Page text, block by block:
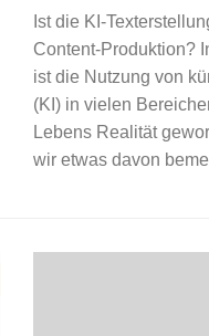
Ist die KI-
Content-Produktion?
ist die Nutzung von
(KI) in vielen
Lebens Realität
wir etwas davon